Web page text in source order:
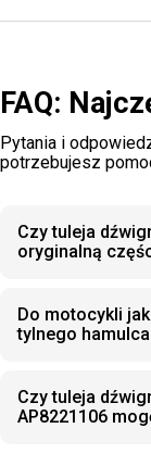
FAQ:
Pytania i
potrzebujesz
Czy tuleja
oryginalną
Do motocykli
tylnego
Czy tuleja
AP8221106